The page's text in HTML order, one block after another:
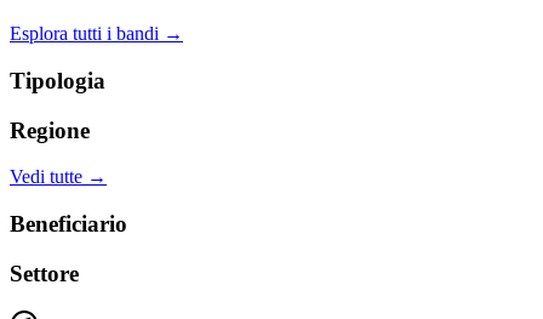
Esplora tutti i bandi →
Tipologia
Regione
Vedi tutte →
Beneficiario
Settore